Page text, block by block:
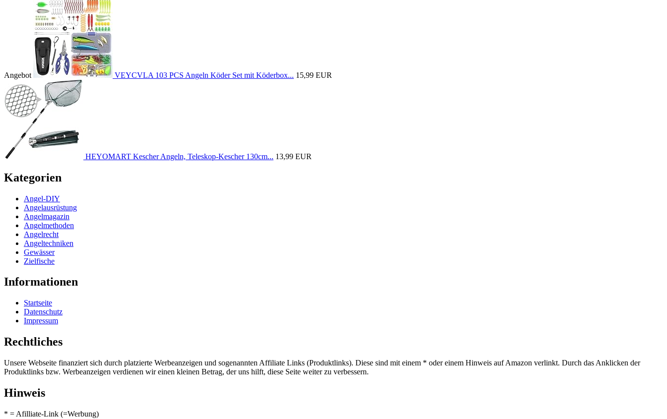
Angebot VEYCVLA 103 PCS Angeln Köder Set mit Köderbox... 15,99 EUR
HEYOMART Kescher Angeln, Teleskop-Kescher 130cm... 13,99 EUR
Kategorien
Angel-DIY
Angelausrüstung
Angelmagazin
Angelmethoden
Angelrecht
Angeltechniken
Gewässer
Zielfische
Informationen
Startseite
Datenschutz
Impressum
Rechtliches
Unsere Webseite finanziert sich durch platzierte Werbeanzeigen und sogenannten Affiliate Links (Produktlinks). Diese sind mit einem * oder einem Hinweis auf Amazon verlinkt. Durch das Anklicken der
Produktlinks bzw. Werbeanzeigen verdienen wir einen kleinen Betrag, der uns hilft, diese Seite weiter zu verbessern.
Hinweis
* = Afilliate-Link (=Werbung)